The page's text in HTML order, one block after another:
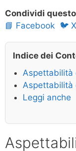
Condividi
📘 Facebook 🐦 X
Indice dei
Aspettabilità
Aspettabilità
Leggi anche